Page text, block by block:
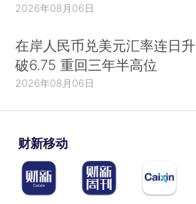
2026年08月06日
在岸人民币兑美元汇率连日升
破6.75 重回三年半高位
2026年08月06日
财新移动